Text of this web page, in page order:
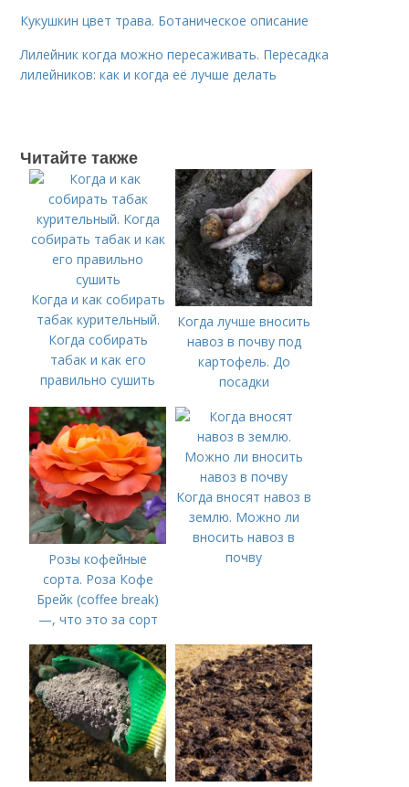
Кукушкин цвет трава. Ботаническое описание
Лилейник когда можно пересаживать. Пересадка
лилейников: как и когда её лучше делать
Читайте также
Когда и как собирать
табак курительный.
Когда собирать
табак и как его
правильно сушить
Когда лучше вносить
навоз в почву под
картофель. До
посадки
Розы кофейные
сорта. Роза Кофе
Брейк (coffee break)
—, что это за сорт
Когда вносят навоз в
землю. Можно ли
вносить навоз в
почву